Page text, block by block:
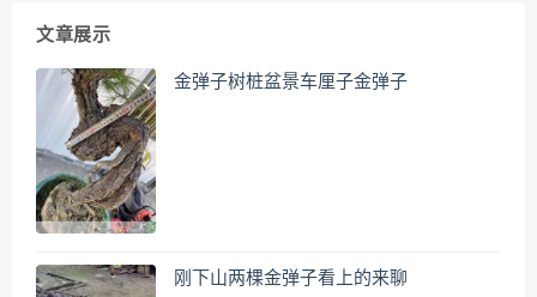
文章展示
金弹子树桩盆景车厘子金弹子
刚下山两棵金弹子看上的来聊